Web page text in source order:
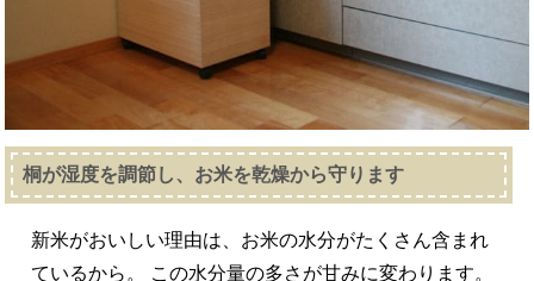
桐が湿度を調節し、お米を乾燥から守ります
新米がおいしい理由は、お米の水分がたくさん含まれ
ているから。 この水分量の多さが甘みに変わります。